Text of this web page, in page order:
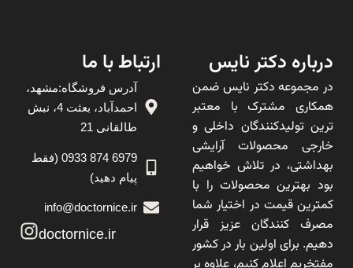
درباره دکتر نایس
در مجموعه دکتر نایس ضمن
همکاری مشترک با معتبر
ترین تولیدکنندگان داخلی و
خارجی محصولات آرایشی
بهداشتی، در تلاش خواهیم
بود بهترین محصولات را با
کمترین قیمت در اختیار شما
مصرف کنندگان عزیز قرار
دهیم. برای اولین بار در کشور
ارتباط با ما
آدرس فروشگاه:مشهد،
احمدآباد، بعثت 4، نبش
طالقانی 21
6979 874 0933 (فقط
پیام دهید)
info@doctornice.ir
doctornice.ir